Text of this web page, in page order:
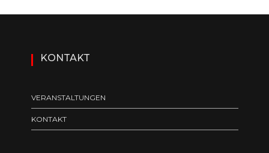
KONTAKT
VERANSTALTUNGEN
KONTAKT